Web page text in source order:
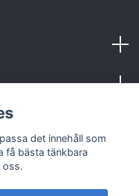
det innehåll som
få bästa tänkbara
oss.